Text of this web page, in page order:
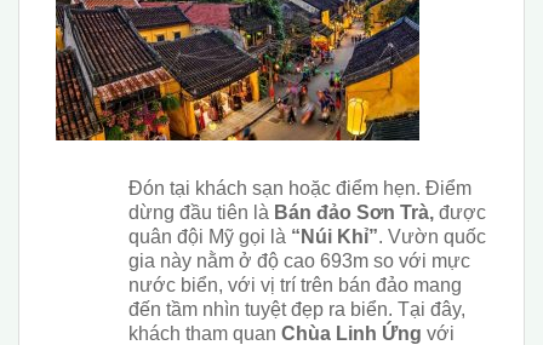
Đón tại khách sạn hoặc điểm hẹn. Điểm
dừng đầu tiên là Bán đảo Sơn Trà,được
quân đội Mỹ gọi là “Núi Khỉ”. Vườn quốc
gia này nằm ở độ cao 693m so với mực
nước biển, với vị trí trên bán đảo mang
đến tầm nhìn tuyệt đẹp ra biển. Tại đây,
khách tham quan Chùa Linh Ứng với